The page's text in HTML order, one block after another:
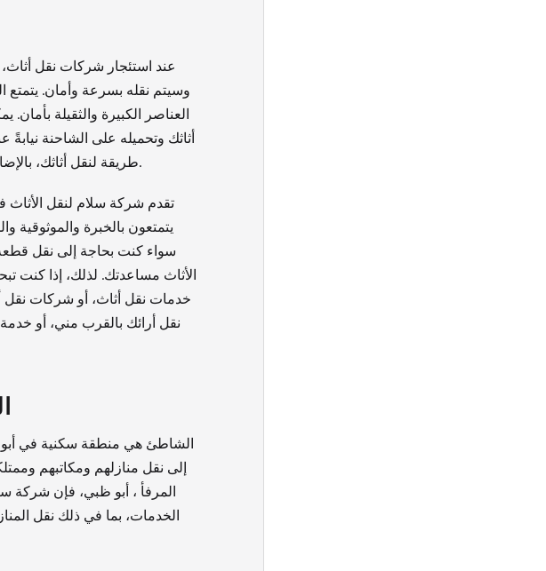
عند استئجار شركات نقل أثاث،
وسيتم نقله بسرعة وأمان. يتمتع
العناصر الكبيرة والثقيلة
أثاثك وتحميله على الشاحنة
طريقة لنقل أثاثك، بالإضافة إلى تقديم نصائح حول كيفية حماية أثاثك أثناء النقل.
تقدم شركة سلام لنقل الأثاث
يتمتعون بالخبرة والموثوقية
سواء كنت بحاجة إلى نقل
الأثاث مساعدتك. لذلك، إذا كنت
خدمات نقل أثاث، أو شركات نقل
نقل أرائك بالقرب مني، أو
الشاطئ هي منطقة سكنية في
إلى نقل منازلهم ومكاتبهم
المرفأ ، أبو ظبي، فإن شركة
الخدمات، بما في ذلك نقل